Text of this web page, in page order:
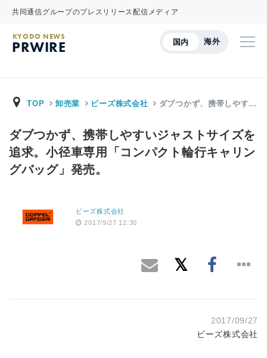
共同通信グループのプレスリリース配信メディア
国内 海外
KYODO NEWS
PRWIRE
TOP 卸売業 ビーズ株式会社 ダブつかず、携帯しやす…
ダブつかず、携帯しやすいジャストサイズを
追求。小径車専用「コンパクト輪行キャリン
グバッグ」発売。
ビーズ株式会社
2017/9/27 12:30
2017/09/27
ビーズ株式会社